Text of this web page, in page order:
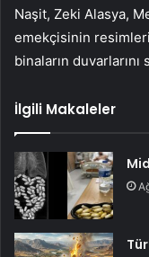
Naşit, Zeki Alasya,
emekçisinin
binaların duvarlarını
İlgili Makaleler